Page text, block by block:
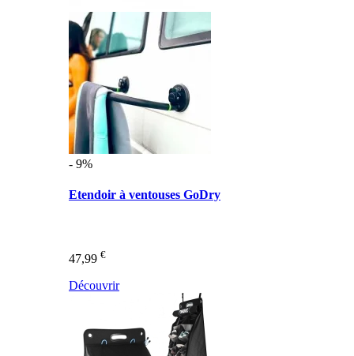
- 9%
Etendoir à ventouses GoDry
47,99 €
Découvrir